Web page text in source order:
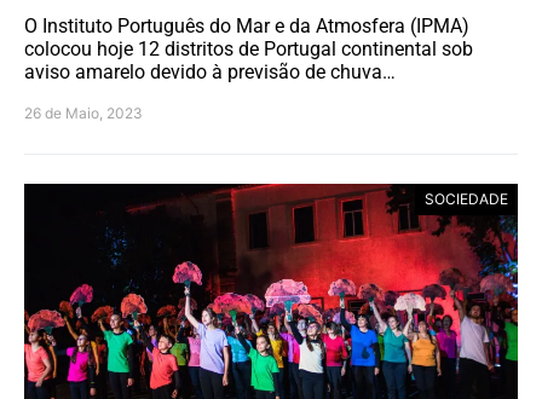
O Instituto Português do Mar e da Atmosfera (IPMA)
colocou hoje 12 distritos de Portugal continental sob
aviso amarelo devido à previsão de chuva…
26 de Maio, 2023
SOCIEDADE